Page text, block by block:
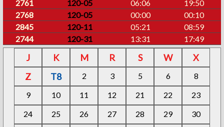
2761
120-05 06:06
19:50
2768
120-05 00:00
00:10
2845
120-11 05:21
08:59
2744
120-31 13:31 17:49
J K M R S W
X
Z
T8 2 3 5 6
8
9
10 11 12 21 22
23
24
25 26 27 28 29
30